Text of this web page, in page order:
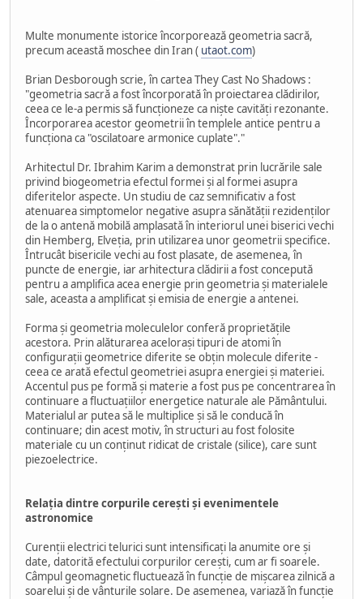
Multe monumente istorice încorporează geometria sacră,
precum această moschee din Iran ( utaot.com)
Brian Desborough scrie, în cartea They Cast No Shadows :
"geometria sacră a fost încorporată în proiectarea clădirilor,
ceea ce le-a permis să funcționeze ca niște cavități rezonante.
Încorporarea acestor geometrii în templele antice pentru a
funcționa ca "oscilatoare armonice cuplate"."
Arhitectul Dr. Ibrahim Karim a demonstrat prin lucrările sale
privind biogeometria efectul formei și al formei asupra
diferitelor aspecte. Un studiu de caz semnificativ a fost
atenuarea simptomelor negative asupra sănătății rezidenților
de la o antenă mobilă amplasată în interiorul unei biserici vechi
din Hemberg, Elveția, prin utilizarea unor geometrii specifice.
Întrucât bisericile vechi au fost plasate, de asemenea, în
puncte de energie, iar arhitectura clădirii a fost concepută
pentru a amplifica acea energie prin geometria și materialele
sale, aceasta a amplificat și emisia de energie a antenei.
Forma și geometria moleculelor conferă proprietățile
acestora. Prin alăturarea acelorași tipuri de atomi în
configurații geometrice diferite se obțin molecule diferite -
ceea ce arată efectul geometriei asupra energiei și materiei.
Accentul pus pe formă și materie a fost pus pe concentrarea în
continuare a fluctuațiilor energetice naturale ale Pământului.
Materialul ar putea să le multiplice și să le conducă în
continuare; din acest motiv, în structuri au fost folosite
materiale cu un conținut ridicat de cristale (silice), care sunt
piezoelectrice.
Relația dintre corpurile cerești și evenimentele
astronomice
Curenții electrici telurici sunt intensificați la anumite ore și
date, datorită efectului corpurilor cerești, cum ar fi soarele.
Câmpul geomagnetic fluctuează în funcție de mișcarea zilnică a
soarelui și de vânturile solare. De asemenea, variază în funcție